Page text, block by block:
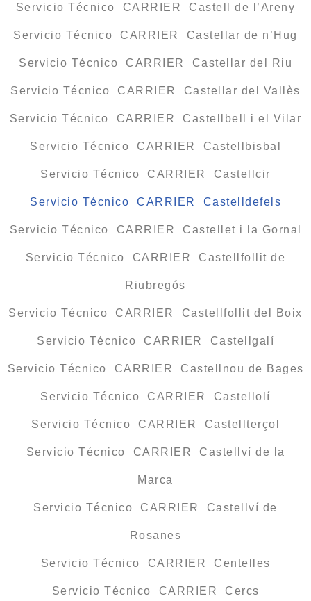
Servicio Técnico CARRIER Castell de l’Areny
Servicio Técnico CARRIER Castellar de n’Hug
Servicio Técnico CARRIER Castellar del Riu
Servicio Técnico CARRIER Castellar del Vallès
Servicio Técnico CARRIER Castellbell i el Vilar
Servicio Técnico CARRIER Castellbisbal
Servicio Técnico CARRIER Castellcir
Servicio Técnico CARRIER Castelldefels
Servicio Técnico CARRIER Castellet i la Gornal
Servicio Técnico CARRIER Castellfollit de
Riubregós
Servicio Técnico CARRIER Castellfollit del Boix
Servicio Técnico CARRIER Castellgalí
Servicio Técnico CARRIER Castellnou de Bages
Servicio Técnico CARRIER Castellolí
Servicio Técnico CARRIER Castellterçol
Servicio Técnico CARRIER Castellví de la
Marca
Servicio Técnico CARRIER Castellví de
Rosanes
Servicio Técnico CARRIER Centelles
Servicio Técnico CARRIER Cercs